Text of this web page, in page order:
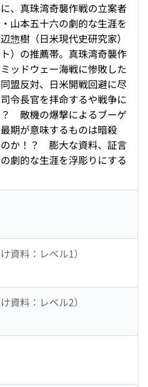
、真珠湾奇襲作戦の立案者
山本五十六の劇的な生涯を
惣樹（日米現代史研究家）
）の推薦帯。真珠湾奇襲作
ッドウェー海戦に惨敗した
盟反対、日米開戦回避に尽
令長官を拝命するや戦争に
敵機の爆撃によるブーゲ
期が意味するものは暗殺
か！？ 膨大な資料、証言
劇的な生涯を浮彫りにする
資料：レベル1）
資料：レベル2）